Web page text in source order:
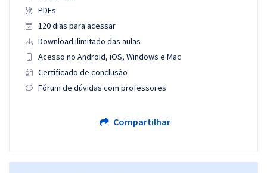
PDFs
120 dias para acessar
Download ilimitado das aulas
Acesso no Android, iOS, Windows e Mac
Certificado de conclusão
Fórum de dúvidas com professores
Compartilhar